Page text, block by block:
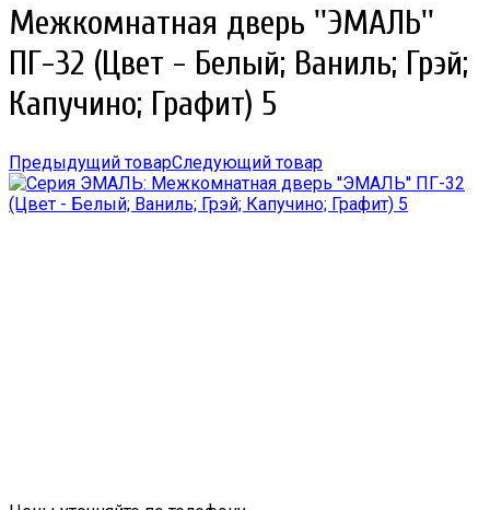
Межкомнатная дверь ''ЭМАЛЬ''
ПГ-32 (Цвет - Белый; Ваниль; Грэй;
Капучино; Графит) 5
Предыдущий товарСледующий товар